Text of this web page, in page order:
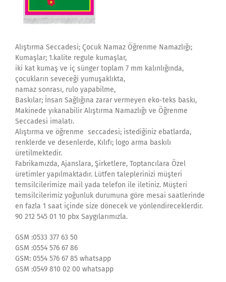
Alıştırma Seccadesi; Çocuk Namaz Öğrenme Namazlığı;
Kumaşlar; 1.kalite regule kumaşlar,
iki kat kumaş ve iç sünger toplam 7 mm kalınlığında,
çocukların seveceği yumuşaklıkta,
namaz sonrası, rulo yapabilme,
Baskılar; İnsan Sağlığına zarar vermeyen eko-teks baskı,
Makinede yıkanabilir Alıştırma Namazlığı ve Öğrenme
Seccadesi imalatı.
Alıştırma ve öğrenme seccadesi; istediğiniz ebatlarda,
renklerde ve desenlerde, Kılıfı; logo arma baskılı
üretilmektedir.
Fabrikamızda, Ajanslara, Şirketlere, Toptancılara Özel
üretimler yapılmaktadır. Lütfen taleplerinizi müşteri
temsilcilerimize mail yada telefon ile iletiniz. Müşteri
temsilcilerimiz yoğunluk durumuna göre mesai saatlerinde
en fazla 1 saat içinde size dönecek ve yönlendireceklerdir.
90 212 545 01 10 pbx Saygılarımızla.
GSM :0533 377 63 50
GSM :0554 576 67 86
GSM: 0554 576 67 85 whatsapp
GSM :0549 810 02 00 whatsapp